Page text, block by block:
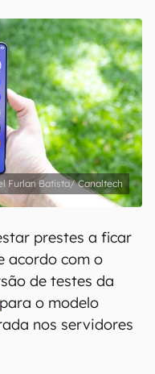
com os Termos de
Canaltech.
Furlan Batista/ Canaltech
prestes a ficar
acordo com o
de testes da
para o modelo
nos servidores